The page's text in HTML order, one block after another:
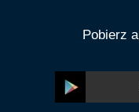
Pobierz